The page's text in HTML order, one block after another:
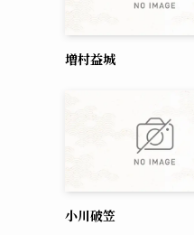
増村益城
小川破笠